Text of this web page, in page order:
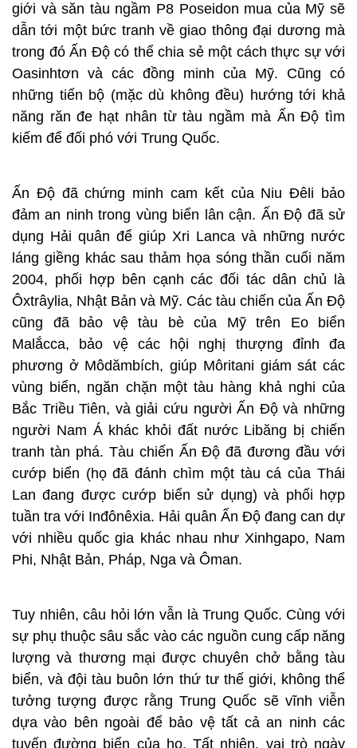
giới và săn tàu ngầm P8 Poseidon mua của Mỹ sẽ
dẫn tới một bức tranh về giao thông đại dương mà
trong đó Ấn Độ có thể chia sẻ một cách thực sự với
Oasinhtơn và các đồng minh của Mỹ. Cũng có
những tiến bộ (mặc dù không đều) hướng tới khả
năng răn đe hạt nhân từ tàu ngầm mà Ấn Độ tìm
kiếm để đối phó với Trung Quốc.
Ấn Độ đã chứng minh cam kết của Niu Đêli bảo
đảm an ninh trong vùng biển lân cận. Ấn Độ đã sử
dụng Hải quân để giúp Xri Lanca và những nước
láng giềng khác sau thảm họa sóng thần cuối năm
2004, phối hợp bên cạnh các đối tác dân chủ là
Ôxtrâylia, Nhật Bản và Mỹ. Các tàu chiến của Ấn Độ
cũng đã bảo vệ tàu bè của Mỹ trên Eo biển
Malắcca, bảo vệ các hội nghị thượng đỉnh đa
phương ở Môdămbích, giúp Môritani giám sát các
vùng biển, ngăn chặn một tàu hàng khả nghi của
Bắc Triều Tiên, và giải cứu người Ấn Độ và những
người Nam Á khác khỏi đất nước Libăng bị chiến
tranh tàn phá. Tàu chiến Ấn Độ đã đương đầu với
cướp biển (họ đã đánh chìm một tàu cá của Thái
Lan đang được cướp biển sử dụng) và phối hợp
tuần tra với Inđônêxia. Hải quân Ấn Độ đang can dự
với nhiều quốc gia khác nhau như Xinhgapo, Nam
Phi, Nhật Bản, Pháp, Nga và Ôman.
Tuy nhiên, câu hỏi lớn vẫn là Trung Quốc. Cùng với
sự phụ thuộc sâu sắc vào các nguồn cung cấp năng
lượng và thương mại được chuyên chở bằng tàu
biển, và đội tàu buôn lớn thứ tư thế giới, không thể
tưởng tượng được rằng Trung Quốc sẽ vĩnh viễn
dựa vào bên ngoài để bảo vệ tất cả an ninh các
tuyến đường biển của họ. Tất nhiên, vai trò ngày